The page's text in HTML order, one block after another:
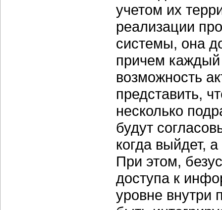
учетом их
реализации
системы, она
причем каждый
возможность
представить,
несколько
будут
когда выйдет,
При этом,
доступа к
уровне внутри